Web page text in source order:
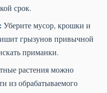
срок.
Уберите мусор, крошки и
грызунов привычной
приманки.
растения можно
из обрабатываемого